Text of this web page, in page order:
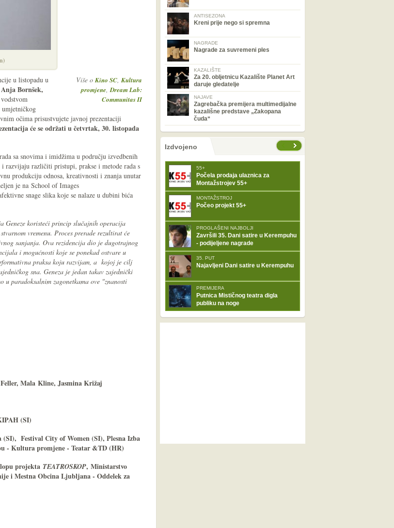
Više oKino SC,Kultura
promjene,Dream Lab:
Communitas II
u listopadu u
Bornšek,
umjetničkog
očima prisustvujete javnoj prezentaciji
će se održati u četvrtak, 30. listopada
sa snovima i imidžima u području izvedbenih
razvijaju različiti pristupi, prakse i metode rada s
produkciju odnosa, kreativnosti i znanja unutar
je na School of Images
snage slika koje se nalaze u dubini bića
Geneze koristeći princip slučajnih operacija
vremenu. Proces prerade rezultirat će
sanjanja. Ova rezidencija dio je dugotrajnog
i mogućnosti koje se ponekad ostvare u
praksa koju razvijam, a kojoj je cilj
sna. Geneza je jedan takav zajednički
u paradoksalnim zagonetkama ove "znanosti
Mala Kline, Jasmina Križaj
(SI)
Festival City of Women (SI), Plesna Izba
- Kultura promjene - Teatar &TD (HR)
projekta TEATROSKOP, Ministarstvo
i Mestna Obcina Ljubljana - Oddelek za
ANTISEZONA
Kreni prije nego si spremna
NAGRADE
Nagrade za suvremeni ples
KAZALIŠTE
Za 20. obljetnicu Kazalište Planet Art
daruje gledatelje
NAJAVE
Zagrebačka premijera multimedijalne
kazališne predstave „Zakopana
čuda“
nema prethodne stranice
sljedećeIzdvojeno
55+
Počela prodaja ulaznica za
Montažstrojev 55+
MONTAŽSTROJ
Počeo projekt 55+
PROGLAŠENI NAJBOLJI
Završili 35. Dani satire u Kerempuhu
- podijeljene nagrade
35. PUT
Najavljeni Dani satire u Kerempuhu
PREMIJERA
Putnica Mističnog teatra digla
publiku na noge